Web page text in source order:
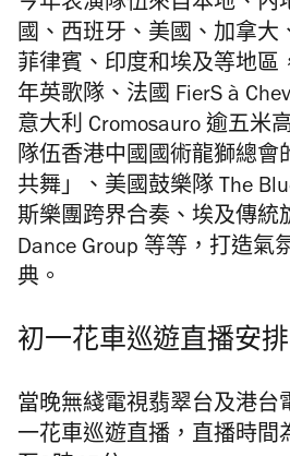
今年表演隊伍來自本地、內
國、西班牙、美國、加拿大
菲律賓、印度和埃及等地區
年英歌隊、法國 FierS à
意大利 Cromosauro 逾五米
隊伍香港中國國術龍獅總會
共舞」、美國鼓樂隊 The
斯樂團跨界合奏、埃及傳統
Dance Group 等等，打造氣
典。
初一花車巡遊直播安排
當晚無綫電視翡翠台及港台
一花車巡遊直播，直播時間